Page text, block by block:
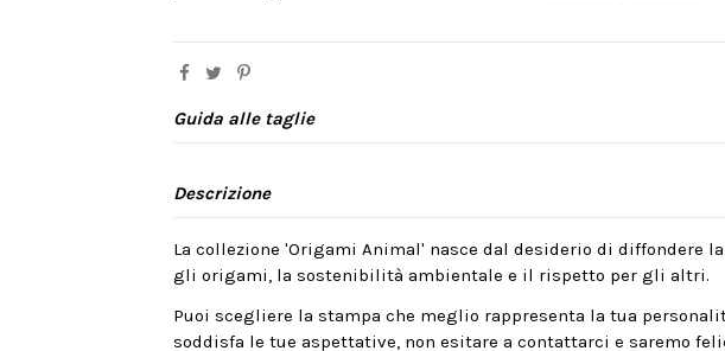
Guida alle taglie
Descrizione
La collezione 'Origami Animal' nasce dal desiderio di diffondere
gli origami, la sostenibilità ambientale e il rispetto per gli altri.
Puoi scegliere la stampa che meglio rappresenta la tua
soddisfa le tue aspettative, non esitare a contattarci e saremo